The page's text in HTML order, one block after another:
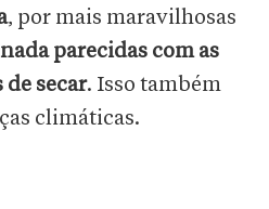
, por mais maravilhosas
parecidas com as
secar. Isso também
climáticas.